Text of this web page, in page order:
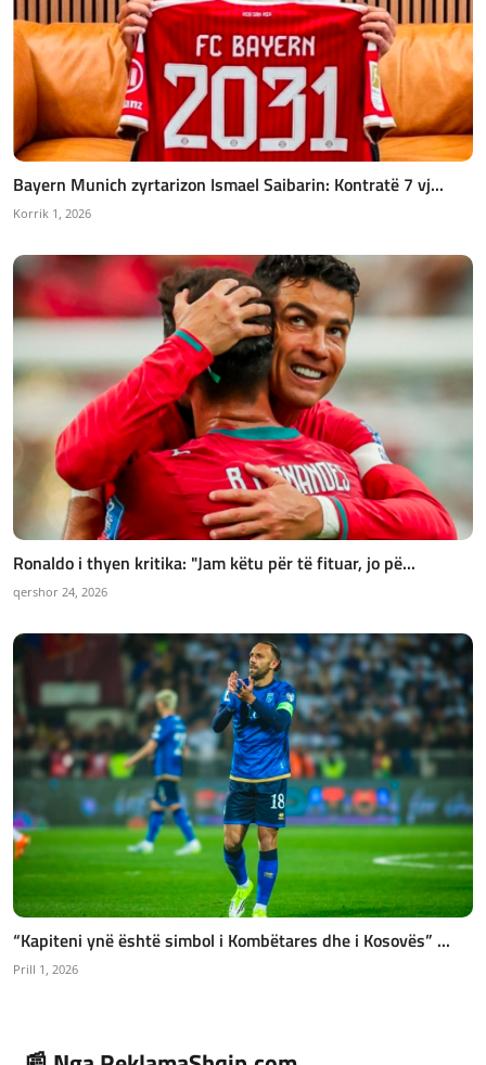
Bayern Munich zyrtarizon Ismael Saibarin: Kontratë 7 vj...
Korrik 1, 2026
Ronaldo i thyen kritika: "Jam këtu për të fituar, jo pë...
qershor 24, 2026
“Kapiteni ynë është simbol i Kombëtares dhe i Kosovës” ...
Prill 1, 2026